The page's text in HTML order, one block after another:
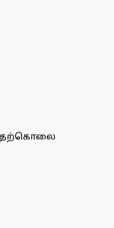
தற்கொலை